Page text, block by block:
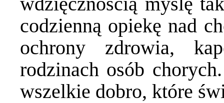
codzienną opiekę nad
ochrony zdrowia,
rodzinach osób
wszelkie dobro, które